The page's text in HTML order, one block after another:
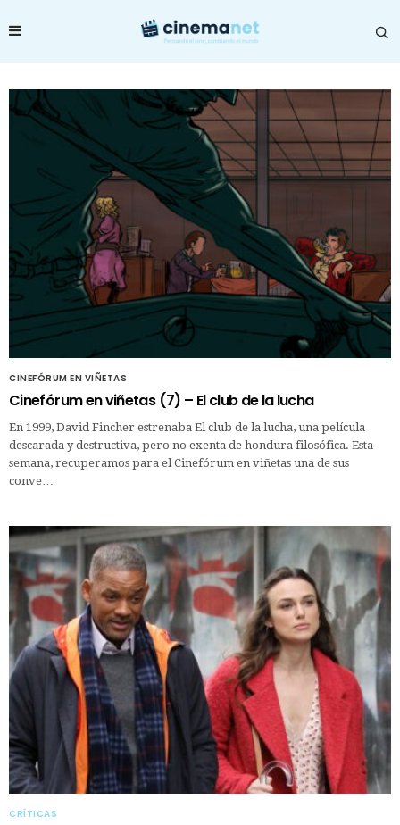
CINEFÓRUM EN VIÑETAS
Cinefórum en viñetas (7) – El club de la lucha
En 1999, David Fincher estrenaba El club de la lucha, una película
descarada y destructiva, pero no exenta de hondura filosófica. Esta
semana, recuperamos para el Cinefórum en viñetas una de sus
conve…
CRÍTICAS